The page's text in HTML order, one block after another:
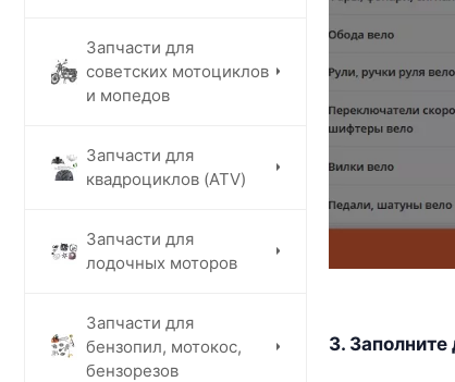
Запчасти для
советских мотоциклов
и мопедов
Запчасти для
квадроциклов (ATV)
Запчасти для
лодочных моторов
Запчасти для
бензопил, мотокос,
бензорезов
3.